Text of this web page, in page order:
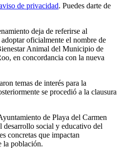
de privacidad. Puedes darte de
deja de referirse al
oficialmente el nombre de
Animal del Municipio de
en concordancia con la nueva
temas de interés para la
se procedió a la clausura
de Playa del Carmen
desarrollo social y educativo del
concretas que impactan
la población.